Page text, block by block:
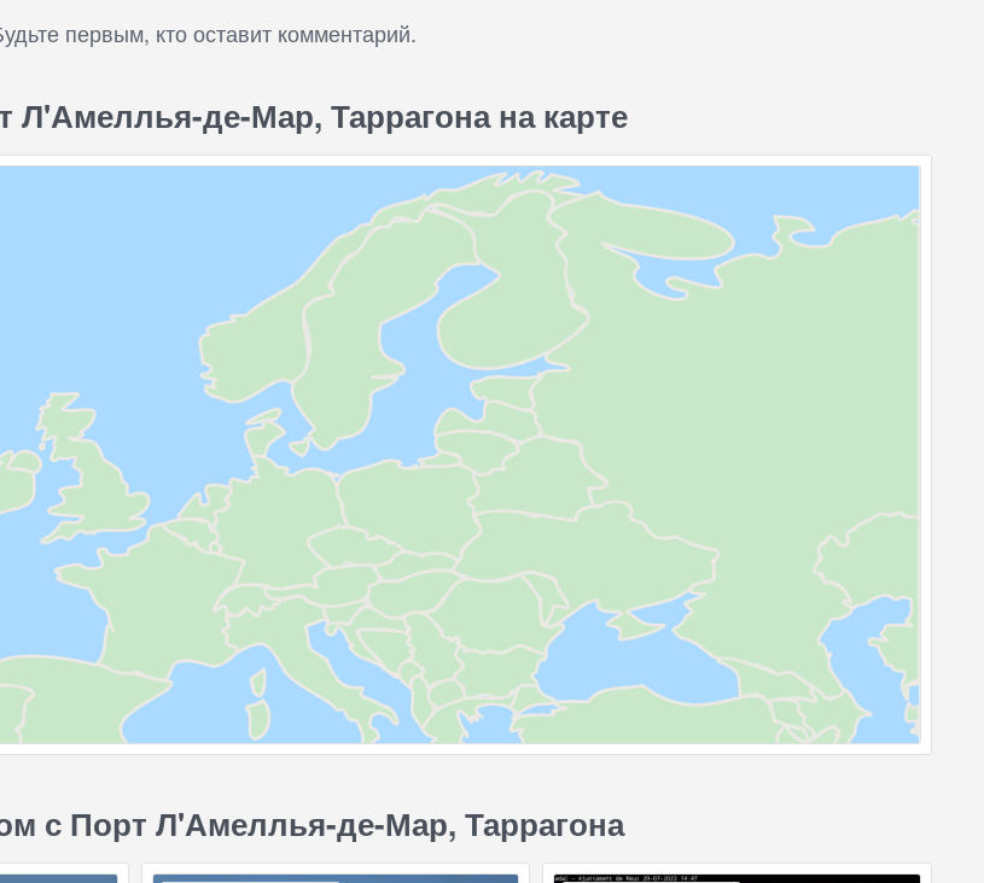
первым, кто оставит комментарий.
Л'Амеллья-де-Мар, Таррагона на карте
с Порт Л'Амеллья-де-Мар, Таррагона